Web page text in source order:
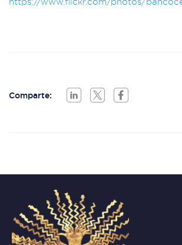
Comparte: